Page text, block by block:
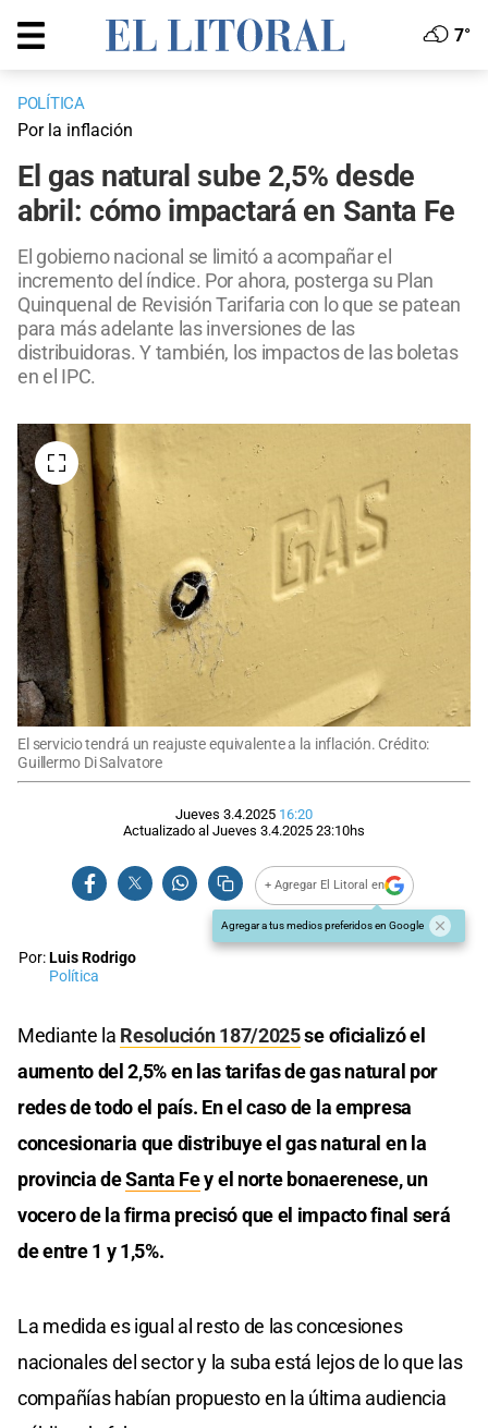
7°
POLÍTICA
Por la inflación
El gas natural sube 2,5% desde
abril: cómo impactará en Santa Fe
El gobierno nacional se limitó a acompañar el
incremento del índice. Por ahora, posterga su Plan
Quinquenal de Revisión Tarifaria con lo que se patean
para más adelante las inversiones de las
distribuidoras. Y también, los impactos de las boletas
en el IPC.
El servicio tendrá un reajuste equivalente a la inflación. Crédito:
Guillermo Di Salvatore
Jueves 3.4.2025 16:20
Actualizado al Jueves 3.4.2025 23:10hs
+ Agregar El Litoral en
Agregar a tus medios preferidos en Google
Por:Luis Rodrigo
Política
Mediante la Resolución 187/2025se oficializó el
aumento del 2,5% en las tarifas de gas natural por
redes de todo el país. En el caso de la empresa
concesionaria que distribuye el gas natural en la
provincia deSanta Fey el norte bonaerenese, un
vocero de la firma precisó que el impacto final será
de entre 1 y 1,5%.
La medida es igual al resto de las concesiones
nacionales del sector y la suba está lejos de lo que las
compañías habían propuesto en la última audiencia